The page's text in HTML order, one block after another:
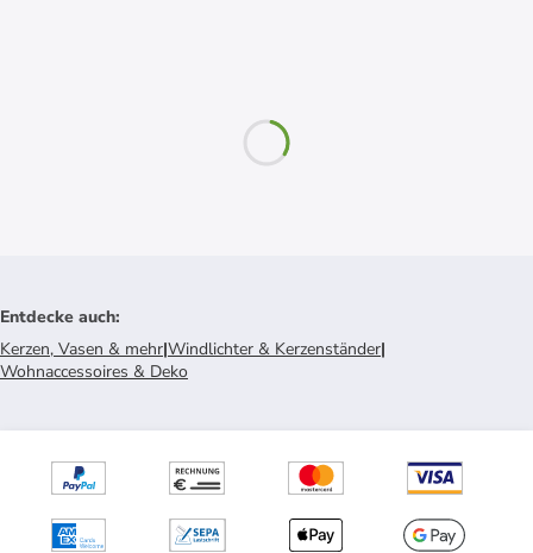
Entdecke auch:
Kerzen, Vasen & mehr|Windlichter & Kerzenständer|
Wohnaccessoires & Deko